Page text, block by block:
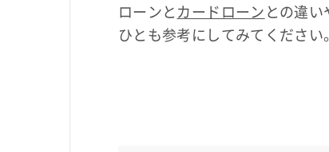
ローンとカードローンとの違
ひとも参考にしてみてください。